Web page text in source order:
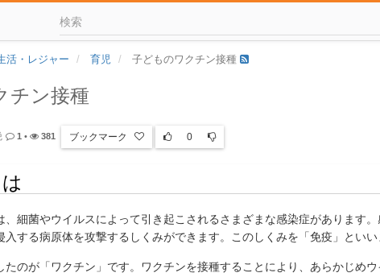
活・レジャー 育児 子どものワクチン接種
チン接種
1 • 381 ブックマーク 0
、細菌やウイルスによって引き起こされるさまざまな感染症があります
入する病原体を攻撃するしくみができます。このしくみを「免疫」といい
たのが「ワクチン」です。ワクチンを接種することにより、あらかじめ